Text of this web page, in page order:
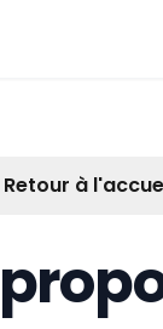
Retour à